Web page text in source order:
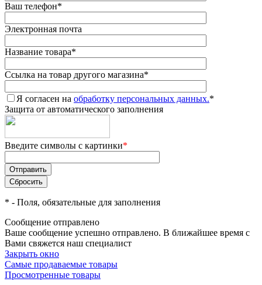
Ваш телефон*
Электронная почта
Название товара*
Ссылка на товар другого магазина*
Я согласен на обработку персональных данных.*
Защита от автоматического заполнения
Введите символы с картинки*
* - Поля, обязательные для заполнения
Сообщение отправлено
Ваше сообщение успешно отправлено. В ближайшее время с
Вами свяжется наш специалист
Закрыть окно
Самые продаваемые товары
Просмотренные товары